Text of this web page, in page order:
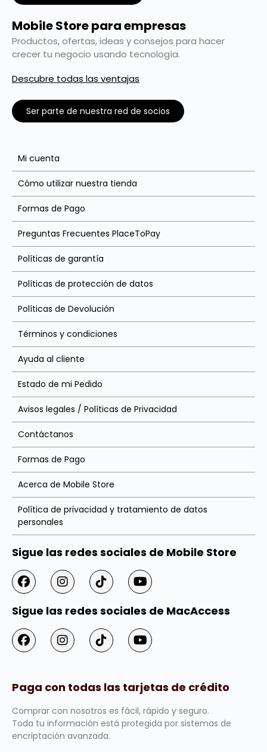
Mobile Store para empresas
Productos, ofertas, ideas y consejos para hacer
crecer tu negocio usando tecnología.
Descubre todas las ventajas
Ser parte de nuestra red de socios
Mi cuenta
Cómo utilizar nuestra tienda
Formas de Pago
Preguntas Frecuentes PlaceToPay
Políticas de garantía
Políticas de protección de datos
Políticas de Devolución
Términos y condiciones
Ayuda al cliente
Estado de mi Pedido
Avisos legales / Políticas de Privacidad
Contáctanos
Formas de Pago
Acerca de Mobile Store
Política de privacidad y tratamiento de datos
personales
Sigue las redes sociales de Mobile Store
Sigue las redes sociales de MacAccess
Paga con todas las tarjetas de crédito
Comprar con nosotros es fácil, rápido y seguro.
Toda tu información está protegida por sistemas de
encriptación avanzada.